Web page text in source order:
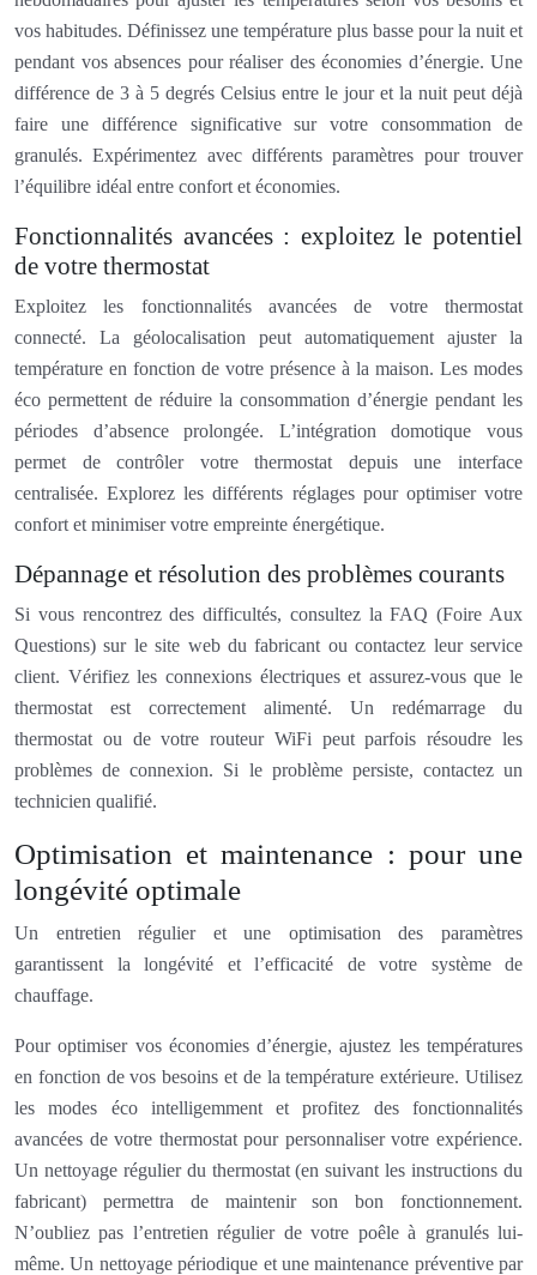
vos habitudes. Définissez une température plus basse pour la nuit et
pendant vos absences pour réaliser des économies d’énergie. Une
différence de 3 à 5 degrés Celsius entre le jour et la nuit peut déjà
faire une différence significative sur votre consommation de
granulés. Expérimentez avec différents paramètres pour trouver
l’équilibre idéal entre confort et économies.
Fonctionnalités avancées : exploitez le potentiel
de votre thermostat
Exploitez les fonctionnalités avancées de votre thermostat
connecté. La géolocalisation peut automatiquement ajuster la
température en fonction de votre présence à la maison. Les modes
éco permettent de réduire la consommation d’énergie pendant les
périodes d’absence prolongée. L’intégration domotique vous
permet de contrôler votre thermostat depuis une interface
centralisée. Explorez les différents réglages pour optimiser votre
confort et minimiser votre empreinte énergétique.
Dépannage et résolution des problèmes courants
Si vous rencontrez des difficultés, consultez la FAQ (Foire Aux
Questions) sur le site web du fabricant ou contactez leur service
client. Vérifiez les connexions électriques et assurez-vous que le
thermostat est correctement alimenté. Un redémarrage du
thermostat ou de votre routeur WiFi peut parfois résoudre les
problèmes de connexion. Si le problème persiste, contactez un
technicien qualifié.
Optimisation et maintenance : pour une
longévité optimale
Un entretien régulier et une optimisation des paramètres
garantissent la longévité et l’efficacité de votre système de
chauffage.
Pour optimiser vos économies d’énergie, ajustez les températures
en fonction de vos besoins et de la température extérieure. Utilisez
les modes éco intelligemment et profitez des fonctionnalités
avancées de votre thermostat pour personnaliser votre expérience.
Un nettoyage régulier du thermostat (en suivant les instructions du
fabricant) permettra de maintenir son bon fonctionnement.
N’oubliez pas l’entretien régulier de votre poêle à granulés lui-
même. Un nettoyage périodique et une maintenance préventive par